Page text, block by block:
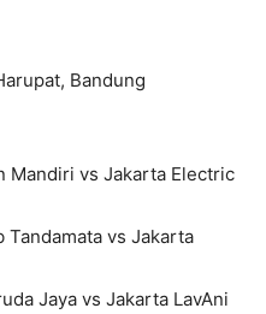
Bandung
Mandiri vs Jakarta Electric
Tandamata vs Jakarta
Jaya vs Jakarta LavAni